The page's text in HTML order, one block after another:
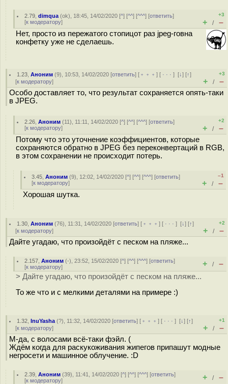
2.79 ,dimqua (ok), 18:45, 14/02/2020 [^] [^^] [^^^] [ответить]
[к модератору]
+3
+ / –
Нет, просто из пережатого стопицот раз jpeg-говна
конфетку уже не сделаешь.
1.23 ,Аноним (9), 10:53, 14/02/2020 [ответить] [ ﹢﹢﹢] [ · · ·][↓] [↑]
[к модератору]
+3
+ / –
Особо доставляет то, что результат сохраняется опять-таки
в JPEG.
2.26 ,Аноним (11), 11:11, 14/02/2020 [^] [^^] [^^^] [ответить]
[к модератору]
+2
+ / –
Потому что это уточнение коэффициентов, которые
сохраняются обратно в JPEG без переконвертаций в RGB,
в этом сохранении не происходит потерь.
3.45 ,Аноним (9), 12:02, 14/02/2020 [^] [^^] [^^^] [ответить]
[к модератору]
–1
+ / –
Хорошая шутка.
1.30 ,Аноним (76), 11:31, 14/02/2020 [ответить] [ ﹢﹢﹢] [ · · ·][↓] [↑]
[к модератору]
+2
+ / –
Дайте угадаю, что произойдёт с песком на пляже...
2.157 ,Аноним (-), 23:52, 15/02/2020 [^] [^^] [^^^] [ответить]
[к модератору] + / –
> Дайте угадаю, что произойдёт с песком на пляже...
То же что и с мелкими деталями на примере :)
1.32 ,InuYasha (?), 11:32, 14/02/2020 [ответить] [ ﹢﹢﹢] [ · · ·][↓] [↑]
[к модератору]
+1
+ / –
М-да, с волосами всё-таки фэйл. (
Ждём когда для раскукоживания жипегов припашут модные
негросети и машинное облучение. :D
2.39 ,Аноним (39), 11:41, 14/02/2020 [^] [^^] [^^^] [ответить]
[к модератору] + / –